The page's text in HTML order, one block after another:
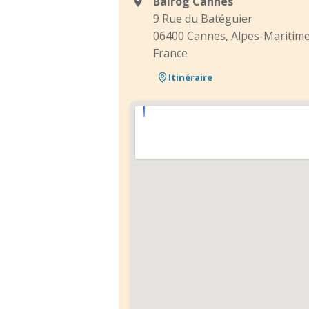
9 Rue du Batéguier
06400 Cannes, Alpes-
France
Itinéraire